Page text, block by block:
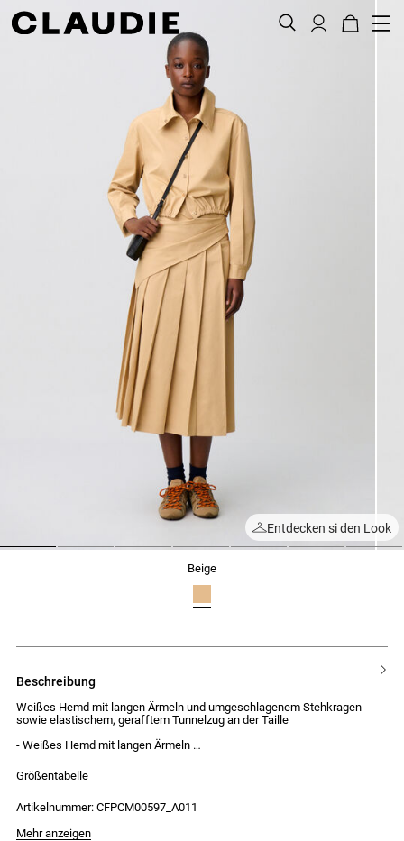
Entdecken si den Look
beige
beschreibung
Weißes Hemd mit langen Ärmeln und umgeschlagenem Stehkragen
sowie elastischem, gerafftem Tunnelzug an der Taille
- Weißes Hemd mit langen Ärmeln
- Weite Passform
- Tunnelzug mit Gummizug an der Taille
- Schmuckknöpfe an der Knopfleiste
Größentabelle
Artikelnummer: CFPCM00597_A011
Das Model ist 177 cm groß und trägt Größe 34
Mehr anzeigen